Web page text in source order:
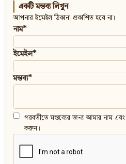
একটি মন্তব্য লিখুন
আপনার ইমেইল ঠিকানা প্রকাশিত হবে না।
নাম*
ইমেইল*
মন্তব্য*
পরবর্তীতে মন্তব্যের জন্য আমার নাম
করুন।